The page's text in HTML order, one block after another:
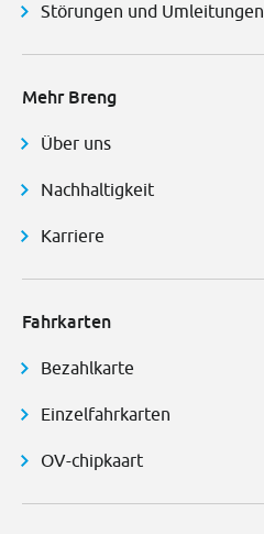
Störungen und Umleitungen
Mehr Breng
Über uns
Nachhaltigkeit
Karriere
Fahrkarten
Bezahlkarte
Einzelfahrkarten
OV-chipkaart